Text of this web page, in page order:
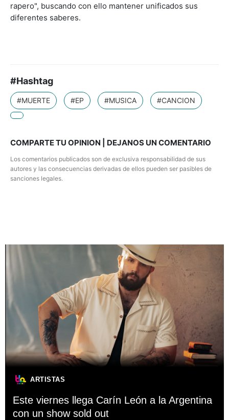
rapero", buscando con ello mantener unificados sus
diferentes saberes.
#Hashtag
#MUERTE #EP #MUSICA #CANCION
COMPARTE TU OPINION | DEJANOS UN COMENTARIO
Los comentarios publicados son de exclusiva responsabilidad de sus
autores y las consecuencias derivadas de ellos pueden ser pasibles de
sanciones legales.
ARTISTAS
Este viernes llega Carín León a la Argentina
con un show sold out